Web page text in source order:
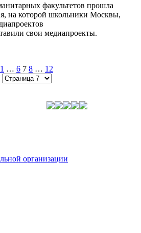
факультетов прошла
на которой школьники Москвы,
свои медиапроекты.
1 … 6 7 8 … 12
организации